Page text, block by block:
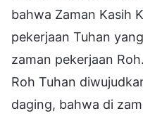
bahwa Zaman Kasih
pekerjaan Tuhan
zaman pekerjaan
Roh Tuhan
daging, bahwa di